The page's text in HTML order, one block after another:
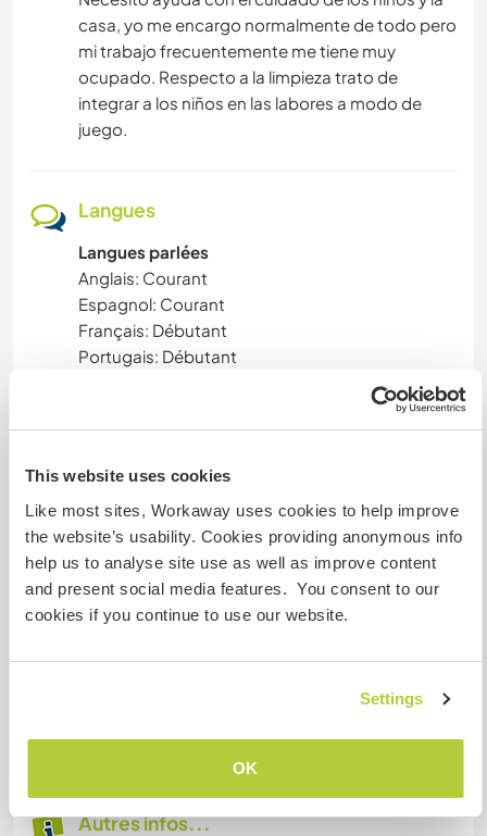
This website uses cookies
Like most sites, Workaway uses cookies to help improve
the website’s usability. Cookies providing anonymous info
help us to analyse site use as well as improve content
and present social media features. You consent to our
cookies if you continue to use our website.
Settings
OK
casa, yo me encargo normalmente de todo pero
mi trabajo frecuentemente me tiene muy
ocupado. Respecto a la limpieza trato de
integrar a los niños en las labores a modo de
juego.
Langues
Langues parlées
Anglais: Courant
Espagnol: Courant
Français: Débutant
Portugais: Débutant
Cet hôte propose un échange linguistique
communicate in French and Portuguese. Mainly
Hébergement
one person on a room for her with own
bathroom. We take breakfast by 08:00. Then
by 21:00 with the smaller kids also.
Autres infos...